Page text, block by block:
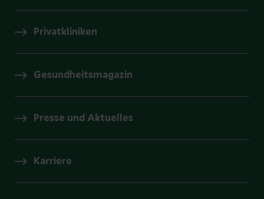
Privatkliniken
Gesundheitsmagazin
Presse und Aktuelles
Karriere